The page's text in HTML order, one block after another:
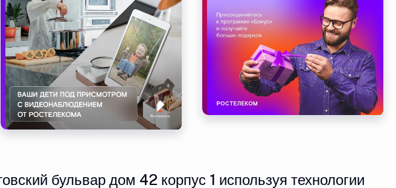
бульвар дом 42 корпус 1 используя технологии